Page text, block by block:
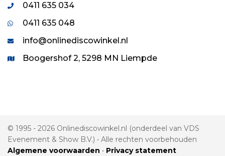
0411 635 034
0411 635 048
info@onlinediscowinkel.nl
Boogershof 2, 5298 MN Liempde
© 1995 - 2026 Onlinediscowinkel.nl (onderdeel van VDS
Evenement & Show B.V.) • Alle rechten voorbehouden
Algemene voorwaarden • Privacy statement